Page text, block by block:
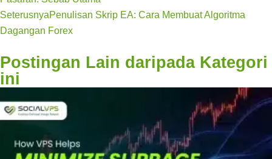
SeterusnyaPenulisan Skrip EA: Cara Membuat Algoritma
Dagangan Forex
Postingan Lain daripada Kategori
ini